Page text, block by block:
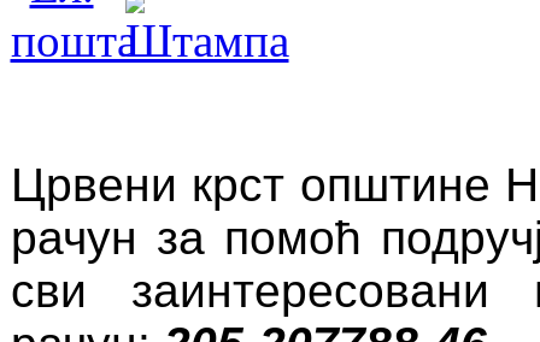
Црвени крст општине
рачун за помоћ
сви